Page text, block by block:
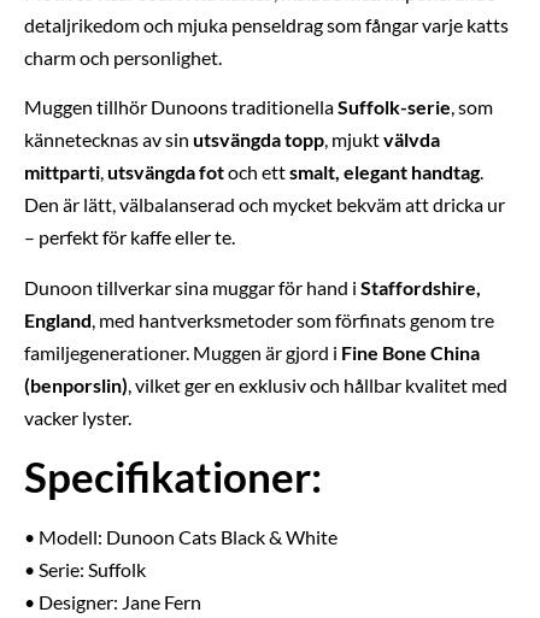
detaljrikedom och mjuka penseldrag som fångar varje katts
charm och personlighet.
Muggen tillhör Dunoons traditionellaSuffolk-serie, som
kännetecknas av sin utsvängda topp, mjuktvälvda
mittparti,utsvängda fotoch ettsmalt, elegant handtag.
Den är lätt, välbalanserad och mycket bekväm att dricka ur
– perfekt för kaffe eller te.
Dunoon tillverkar sina muggar för hand i Staffordshire,
England , med hantverksmetoder som förfinats genom tre
familjegenerationer. Muggen är gjord i Fine Bone China
(benporslin) , vilket ger en exklusiv och hållbar kvalitet med
vacker lyster.
Specifikationer:
• Modell: Dunoon Cats Black & White
• Serie: Suffolk
• Designer: Jane Fern